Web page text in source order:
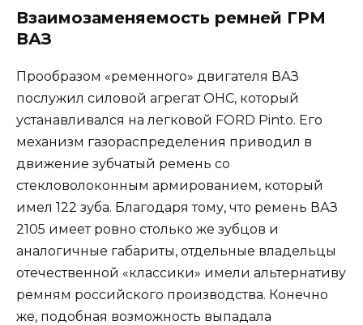
Взаимозаменяемость ремней ГРМ
ВАЗ
Прообразом «ременного» двигателя ВАЗ
послужил силовой агрегат OHC, который
устанавливался на легковой FORD Pinto. Его
механизм газораспределения приводил в
движение зубчатый ремень со
стекловолоконным армированием, который
имел 122 зуба. Благодаря тому, что ремень ВАЗ
2105 имеет ровно столько же зубцов и
аналогичные габариты, отдельные владельцы
отечественной «классики» имели альтернативу
ремням российского производства. Конечно
же, подобная возможность выпадала